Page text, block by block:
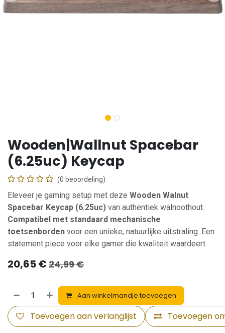
Wooden|Wallnut Spacebar
(6.25uc) Keycap
(0 beoordeling)
Eleveer je gaming setup met deze Wooden Walnut
Spacebar Keycap (6.25uc) van authentiek walnoothout.
Compatibel met standaard mechanische
toetsenborden voor een unieke, natuurlijke uitstraling. Een
statement piece voor elke gamer die kwaliteit waardeert.
20,65€ 24,99€
Aan winkelmandje toevoegen
Toevoegen
Toevoegen aan verlanglijst